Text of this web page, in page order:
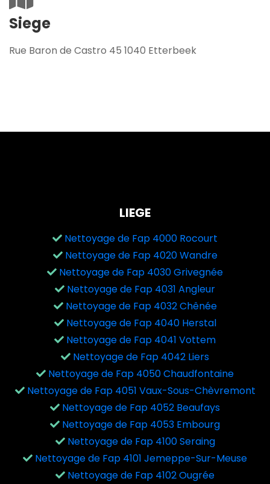
Siege
Rue Baron de Castro 45 1040 Etterbeek
LIEGE
Nettoyage de Fap 4000 Rocourt
Nettoyage de Fap 4020 Wandre
Nettoyage de Fap 4030 Grivegnée
Nettoyage de Fap 4031 Angleur
Nettoyage de Fap 4032 Chênée
Nettoyage de Fap 4040 Herstal
Nettoyage de Fap 4041 Vottem
Nettoyage de Fap 4042 Liers
Nettoyage de Fap 4050 Chaudfontaine
Nettoyage de Fap 4051 Vaux-Sous-Chèvremont
Nettoyage de Fap 4052 Beaufays
Nettoyage de Fap 4053 Embourg
Nettoyage de Fap 4100 Seraing
Nettoyage de Fap 4101 Jemeppe-Sur-Meuse
Nettoyage de Fap 4102 Ougrée